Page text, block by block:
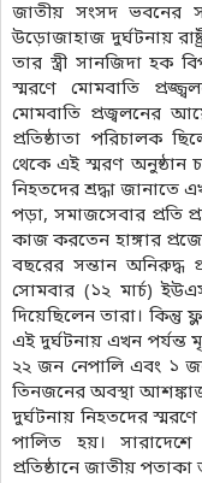
জাতীয় সংসদ ভবনের
উড়োজাহাজ দুর্ঘটনায়
তার স্ত্রী সানজিদা হক
স্মরণে মোমবাতি
মোমবাতি প্রজ্বলনের
প্রতিষ্ঠাতা পরিচালক
থেকে এই স্মরণ
নিহতদের শ্রদ্ধা জানাতে
পড়া, সমাজসেবার প্রতি
কাজ করতেন হাঙ্গার
বছরের সন্তান অনিরুদ্ধ
সোমবার (১২ মার্চ)
দিয়েছিলেন তারা। কিন্তু
এই দুর্ঘটনায় এখন পর্যন্ত
২২ জন নেপালি এবং ১ জন
তিনজনের অবস্থা
দুর্ঘটনায় নিহতদের
পালিত হয়।
প্রতিষ্ঠানে জাতীয় পতাকা